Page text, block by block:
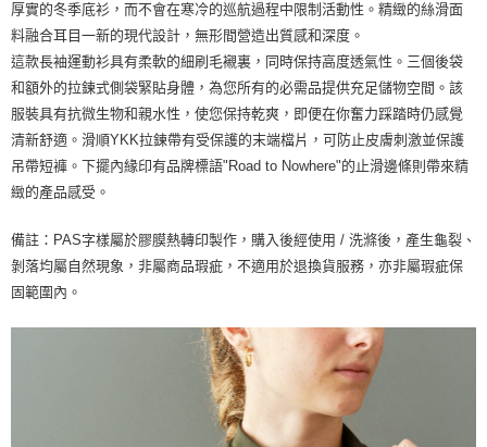
付款後7-11取貨
每筆NT$80，滿NT$10,000(含以上)免運費
宅配
每筆NT$130，滿NT$10,000(含以上)免運費
厚實的冬季底衫，而不會在寒冷的巡航過程中限制活動性。精緻的絲滑面
料融合耳目一新的現代設計，無形間營造出質感和深度。
這款長袖運動衫具有柔軟的細刷毛襯裏，同時保持高度透氣性。三個後袋
和額外的拉鍊式側袋緊貼身體，為您所有的必需品提供充足儲物空間。該
服裝具有抗微生物和親水性，使您保持乾爽，即便在你奮力踩踏時仍感覺
清新舒適。滑順YKK拉鍊帶有受保護的末端檔片，可防止皮膚刺激並保護
吊帶短褲。下擺內緣印有品牌標語"Road to Nowhere"的止滑邊條則帶來精
緻的產品感受。
備註：PAS字樣屬於膠膜熱轉印製作，購入後經使用 / 洗滌後，產生龜裂、
剝落均屬自然現象，非屬商品瑕疵，不適用於退換貨服務，亦非屬瑕疵保
固範圍內。